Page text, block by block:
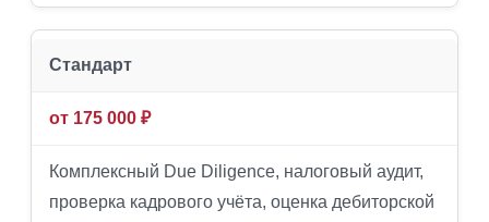
Стандарт
от 175 000 ₽
Комплексный Due Diligence, налоговый аудит,
проверка кадрового учёта, оценка дебиторской